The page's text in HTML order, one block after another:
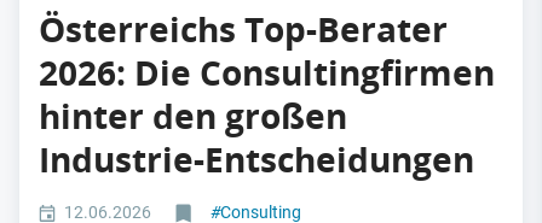
Österreichs Top-Berater
2026: Die Consultingfirmen
hinter den großen
Industrie-Entscheidungen
12.06.2026 #Consulting